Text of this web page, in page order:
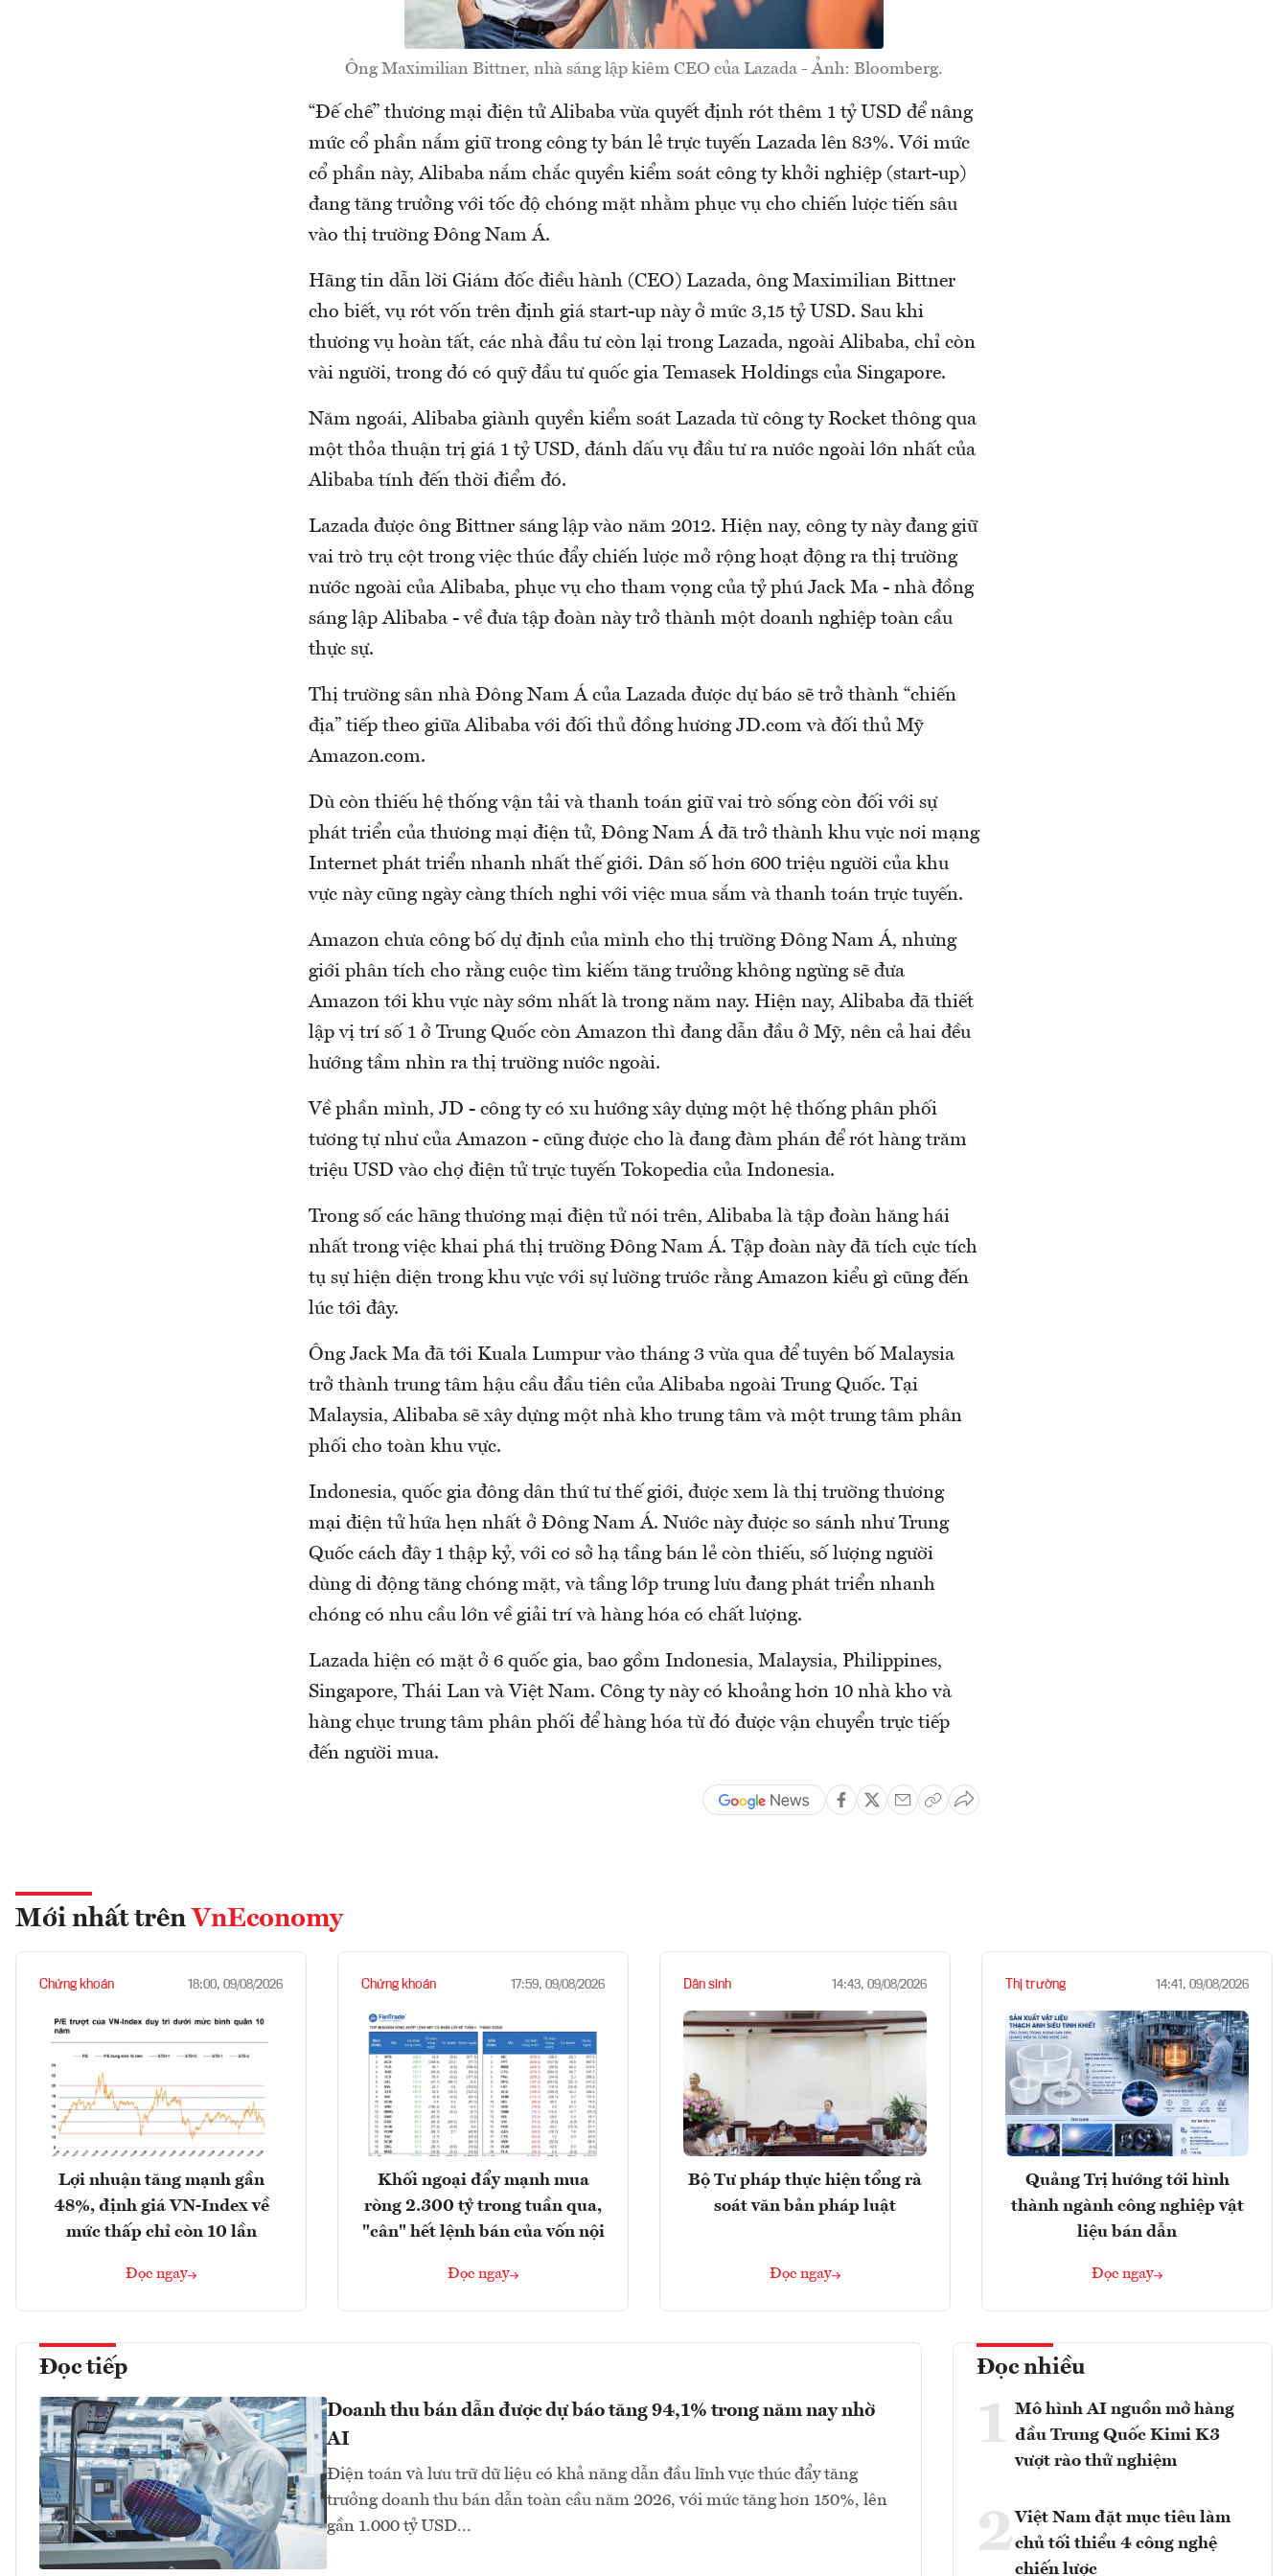
Ông Maximilian Bittner, nhà sáng lập kiêm CEO của Lazada - Ảnh: Bloomberg.
“Đế chế” thương mại điện tử Alibaba vừa quyết định rót thêm 1 tỷ USD để nâng
mức cổ phần nắm giữ trong công ty bán lẻ trực tuyến Lazada lên 83%. Với mức
cổ phần này, Alibaba nắm chắc quyền kiểm soát công ty khởi nghiệp (start-up)
đang tăng trưởng với tốc độ chóng mặt nhằm phục vụ cho chiến lược tiến sâu
vào thị trường Đông Nam Á.
Hãng tin dẫn lời Giám đốc điều hành (CEO) Lazada, ông Maximilian Bittner
cho biết, vụ rót vốn trên định giá start-up này ở mức 3,15 tỷ USD. Sau khi
thương vụ hoàn tất, các nhà đầu tư còn lại trong Lazada, ngoài Alibaba, chỉ còn
vài người, trong đó có quỹ đầu tư quốc gia Temasek Holdings của Singapore.
Năm ngoái, Alibaba giành quyền kiểm soát Lazada từ công ty Rocket thông qua
một thỏa thuận trị giá 1 tỷ USD, đánh dấu vụ đầu tư ra nước ngoài lớn nhất của
Alibaba tính đến thời điểm đó.
Lazada được ông Bittner sáng lập vào năm 2012. Hiện nay, công ty này đang giữ
vai trò trụ cột trong việc thúc đẩy chiến lược mở rộng hoạt động ra thị trường
nước ngoài của Alibaba, phục vụ cho tham vọng của tỷ phú Jack Ma - nhà đồng
sáng lập Alibaba - về đưa tập đoàn này trở thành một doanh nghiệp toàn cầu
thực sự.
Thị trường sân nhà Đông Nam Á của Lazada được dự báo sẽ trở thành “chiến
địa” tiếp theo giữa Alibaba với đối thủ đồng hương JD.com và đối thủ Mỹ
Amazon.com.
Dù còn thiếu hệ thống vận tải và thanh toán giữ vai trò sống còn đối với sự
phát triển của thương mại điện tử, Đông Nam Á đã trở thành khu vực nơi mạng
Internet phát triển nhanh nhất thế giới. Dân số hơn 600 triệu người của khu
vực này cũng ngày càng thích nghi với việc mua sắm và thanh toán trực tuyến.
Amazon chưa công bố dự định của mình cho thị trường Đông Nam Á, nhưng
giới phân tích cho rằng cuộc tìm kiếm tăng trưởng không ngừng sẽ đưa
Amazon tới khu vực này sớm nhất là trong năm nay. Hiện nay, Alibaba đã thiết
lập vị trí số 1 ở Trung Quốc còn Amazon thì đang dẫn đầu ở Mỹ, nên cả hai đều
hướng tầm nhìn ra thị trường nước ngoài.
Về phần mình, JD - công ty có xu hướng xây dựng một hệ thống phân phối
tương tự như của Amazon - cũng được cho là đang đàm phán để rót hàng trăm
triệu USD vào chợ điện tử trực tuyến Tokopedia của Indonesia.
Trong số các hãng thương mại điện tử nói trên, Alibaba là tập đoàn hăng hái
nhất trong việc khai phá thị trường Đông Nam Á. Tập đoàn này đã tích cực tích
tụ sự hiện diện trong khu vực với sự lường trước rằng Amazon kiểu gì cũng đến
lúc tới đây.
Ông Jack Ma đã tới Kuala Lumpur vào tháng 3 vừa qua để tuyên bố Malaysia
trở thành trung tâm hậu cầu đầu tiên của Alibaba ngoài Trung Quốc. Tại
Malaysia, Alibaba sẽ xây dựng một nhà kho trung tâm và một trung tâm phân
phối cho toàn khu vực.
Indonesia, quốc gia đông dân thứ tư thế giới, được xem là thị trường thương
mại điện tử hứa hẹn nhất ở Đông Nam Á. Nước này được so sánh như Trung
Quốc cách đây 1 thập kỷ, với cơ sở hạ tầng bán lẻ còn thiếu, số lượng người
dùng di động tăng chóng mặt, và tầng lớp trung lưu đang phát triển nhanh
chóng có nhu cầu lớn về giải trí và hàng hóa có chất lượng.
Lazada hiện có mặt ở 6 quốc gia, bao gồm Indonesia, Malaysia, Philippines,
Singapore, Thái Lan và Việt Nam. Công ty này có khoảng hơn 10 nhà kho và
hàng chục trung tâm phân phối để hàng hóa từ đó được vận chuyển trực tiếp
đến người mua.
Mới nhất trên VnEconomy
Chứng khoán 18:00, 09/08/2026
Lợi nhuận tăng mạnh gần
48%, định giá VN-Index về
mức thấp chỉ còn 10 lần
Đọc ngay
Chứng khoán 17:59, 09/08/2026
Khối ngoại đẩy mạnh mua
ròng 2.300 tỷ trong tuần qua,
"cân" hết lệnh bán của vốn nội
Đọc ngay
Dân sinh 14:43, 09/08/2026
Bộ Tư pháp thực hiện tổng rà
soát văn bản pháp luật
Đọc ngay
Thị trường 14:41, 09/08/2026
Quảng Trị hướng tới hình
thành ngành công nghiệp vật
liệu bán dẫn
Đọc ngay
Đọc tiếp
Doanh thu bán dẫn được dự báo tăng 94,1% trong năm nay nhờ
AI
Điện toán và lưu trữ dữ liệu có khả năng dẫn đầu lĩnh vực thúc đẩy tăng
trưởng doanh thu bán dẫn toàn cầu năm 2026, với mức tăng hơn 150%, lên
gần 1.000 tỷ USD...
Đọc nhiều
1 Mô hình AI nguồn mở hàng
đầu Trung Quốc Kimi K3
vượt rào thử nghiệm
2Việt Nam đặt mục tiêu làm
chủ tối thiểu 4 công nghệ
chiến lược